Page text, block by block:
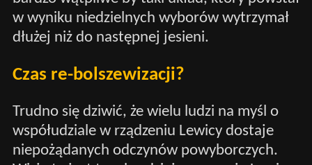
w wyniku niedzielnych wyborów wytrzymał
dłużej niż do następnej jesieni.
Czas re-bolszewizacji?
Trudno się dziwić, że wielu ludzi na myśl o
współudziale w rządzeniu Lewicy dostaje
niepożądanych odczynów powyborczych.